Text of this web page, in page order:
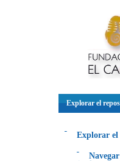
Explorar el
Explorar